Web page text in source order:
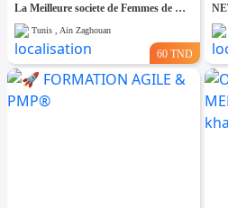
La Meilleure societe de Femmes de Ménage A Ain zaghouane
Tunis , Ain Zaghouan
60 TND